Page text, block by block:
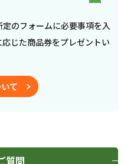
のフォームに必要事項を入
じた商品券をプレゼントい
て
質問